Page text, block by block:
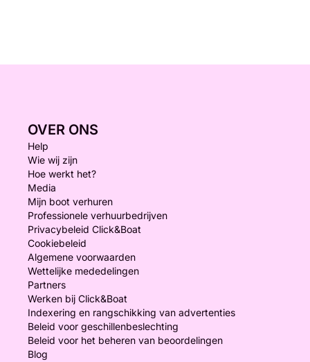
OVER ONS
Help
Wie wij zijn
Hoe werkt het?
Media
Mijn boot verhuren
Professionele verhuurbedrijven
Privacybeleid Click&Boat
Cookiebeleid
Algemene voorwaarden
Wettelijke mededelingen
Partners
Werken bij Click&Boat
Indexering en rangschikking van advertenties
Beleid voor geschillenbeslechting
Beleid voor het beheren van beoordelingen
Blog